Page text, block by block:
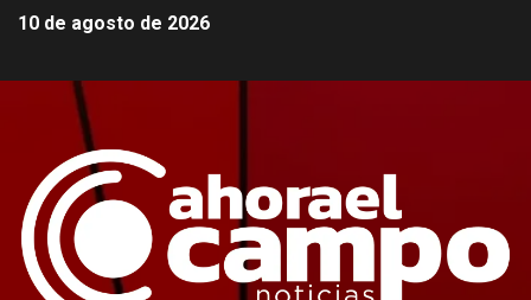
10 de agosto de 2026